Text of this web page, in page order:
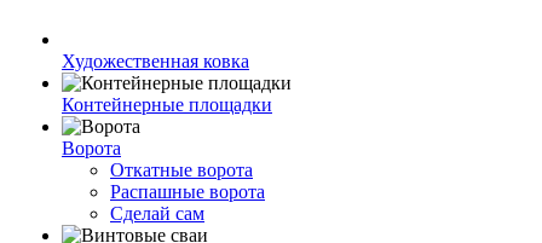
Художественная ковка
Контейнерные площадки
Ворота
Откатные ворота
Распашные ворота
Сделай сам